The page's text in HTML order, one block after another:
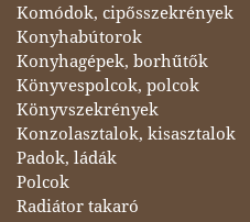
Komódok, cipősszekrények
Konyhabútorok
Konyhagépek, borhűtők
Könyvespolcok, polcok
Könyvszekrények
Konzolasztalok, kisasztalok
Padok, ládák
Polcok
Radiátor takaró